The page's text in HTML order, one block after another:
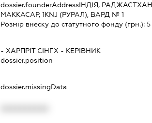
dossier.founderAddressІНДІЯ,
МАККАСАР, 1KNJ (РУРАЛ), ВАРД № 1
Розмір внеску до статутного фонду (грн.):
- ХАРПРІТ СІНГХ - КЕРІВНИК
dossier.position -
dossier.missingData